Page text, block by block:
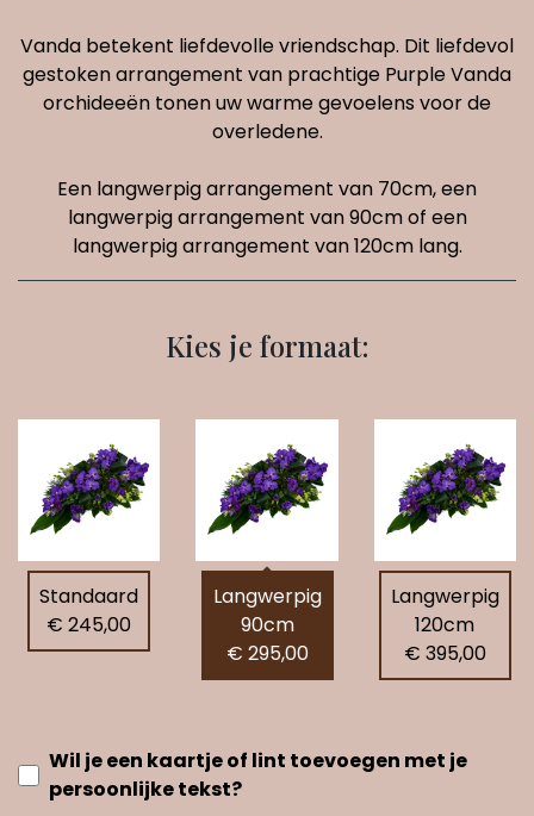
Vanda betekent liefdevolle vriendschap. Dit liefdevol
gestoken arrangement van prachtige Purple Vanda
orchideeën tonen uw warme gevoelens voor de
overledene.
Een langwerpig arrangement van 70cm, een
langwerpig arrangement van 90cm of een
langwerpig arrangement van 120cm lang.
Kies je formaat:
Standaard
€ 245,00
Langwerpig
90cm
€ 295,00
Langwerpig
120cm
€ 395,00
Wil je een kaartje of lint toevoegen met je
persoonlijke tekst?